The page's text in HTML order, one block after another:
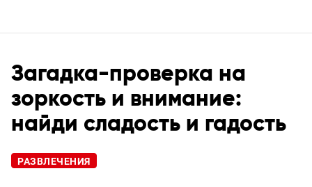
Загадка-проверка на
зоркость и внимание:
найди сладость и гадость
РАЗВЛЕЧЕНИЯ